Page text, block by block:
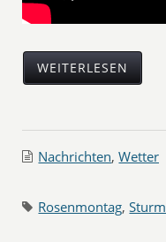
WEITERLESEN
Nachrichten,Wetter
Rosenmontag,Sturm